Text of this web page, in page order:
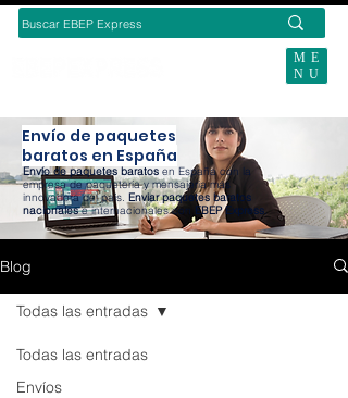
ME
NU
Envío de paquetes
baratos en España
Envío de paquetes baratos en España con la
empresa de paquetería y mensajería más
innovadora del país. Enviar paquetes baratos
nacionalese internacionales con EBEP Express.
Blog
Todas las entradas
Envíos
Todas las entradas